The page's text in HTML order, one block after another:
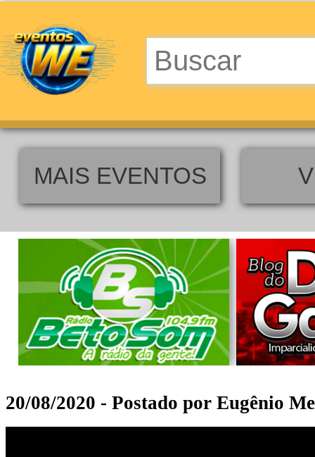
MAIS EVENTOS
20/08/2020 - Postado por Eugênio